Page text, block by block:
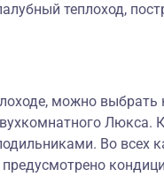
теплоход,
можно
Люкса.
Во всех